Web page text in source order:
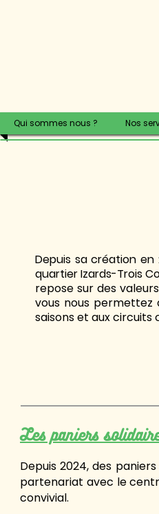
Qui sommes nous ? Nos
Depuis sa création
quartier Izards-Trois
repose sur des
vous nous permettez
saisons et aux circuits
Les paniers
Depuis 2024, des
partenariat avec le
convivial.